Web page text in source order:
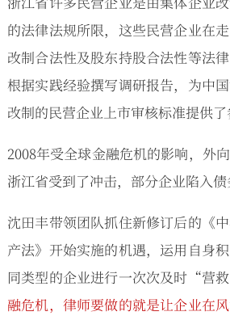
的法律法规所限，这些民营企业在
改制合法性及股东持股合法性等法
根据实践经验撰写调研报告，为中
改制的民营企业上市审核标准提供了
2008年受全球金融危机的影响，外
浙江省受到了冲击，部分企业陷入债
沈田丰带领团队抓住新修订后的《
产法》开始实施的机遇，运用自身
同类型的企业进行一次次及时“营
融危机，律师要做的就是让企业在